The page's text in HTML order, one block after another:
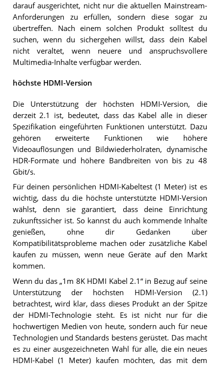
darauf ausgerichtet, nicht nur die aktuellen Mainstream-
Anforderungen zu erfüllen, sondern diese sogar zu
übertreffen. Nach einem solchen Produkt solltest du
suchen, wenn du sichergehen willst, dass dein Kabel
nicht veraltet, wenn neuere und anspruchsvollere
Multimedia-Inhalte verfügbar werden.
höchste HDMI-Version
Die Unterstützung der höchsten HDMI-Version, die
derzeit 2.1 ist, bedeutet, dass das Kabel alle in dieser
Spezifikation eingeführten Funktionen unterstützt. Dazu
gehören erweiterte Funktionen wie höhere
Videoauflösungen und Bildwiederholraten, dynamische
HDR-Formate und höhere Bandbreiten von bis zu 48
Gbit/s.
Für deinen persönlichen HDMI-Kabeltest (1 Meter) ist es
wichtig, dass du die höchste unterstützte HDMI-Version
wählst, denn sie garantiert, dass deine Einrichtung
zukunftssicher ist. So kannst du auch kommende Inhalte
genießen, ohne dir Gedanken über
Kompatibilitätsprobleme machen oder zusätzliche Kabel
kaufen zu müssen, wenn neue Geräte auf den Markt
kommen.
Wenn du das „1m 8K HDMI Kabel 2.1“ in Bezug auf seine
Unterstützung der höchsten HDMI-Version (2.1)
betrachtest, wird klar, dass dieses Produkt an der Spitze
der HDMI-Technologie steht. Es ist nicht nur für die
hochwertigen Medien von heute, sondern auch für neue
Technologien und Standards bestens gerüstet. Das macht
es zu einer ausgezeichneten Wahl für alle, die ein neues
HDMI-Kabel (1 Meter) kaufen möchten, das mit dem